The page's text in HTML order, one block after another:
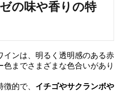
インは、明るく透明感のある赤
までさまざまな色合いがあり
的で、 イチゴやサクランボや